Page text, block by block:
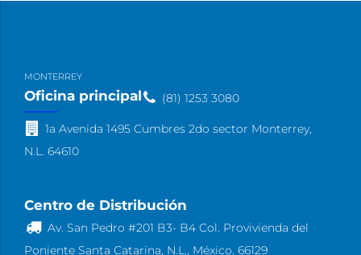
MONTERREY
Oficina principal (81) 1253 3080
1a Avenida 1495 Cumbres 2do sector Monterrey,
N.L. 64610
Centro de Distribución
Av. San Pedro #201 B3- B4 Col. Provivienda del
Poniente Santa Catarina, N.L., México. 66129